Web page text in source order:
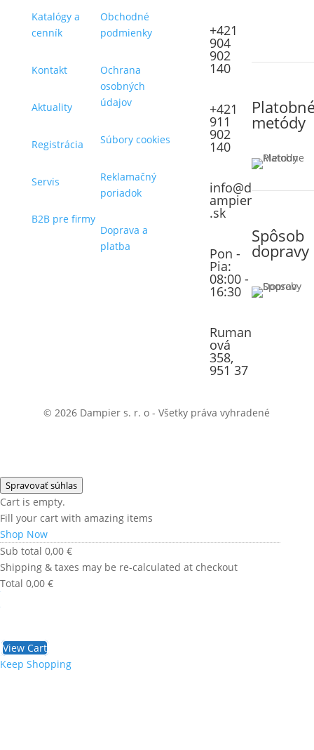
Katalógy a
cenník
Kontakt
Aktuality
Registrácia
Servis
B2B pre firmy
Obchodné
podmienky
Ochrana
osobných
údajov
Súbory cookies
Reklamačný
poriadok
Doprava a
platba
+421
904
902
140
+421
911
902
140
info@d
ampier
.sk
Pon -
Pia:
08:00 -
16:30
Ruman
ová
358,
951 37
metódy
Spôsob
dopravy
© 2026 Dampier s. r. o - Všetky práva vyhradené
Spravovať súhlas
Cart is empty.
Fill your cart with amazing items
Shop Now
Sub total 0,00 €
Shipping & taxes may be re-calculated at checkout
Total 0,00 €
View Cart
Keep Shopping